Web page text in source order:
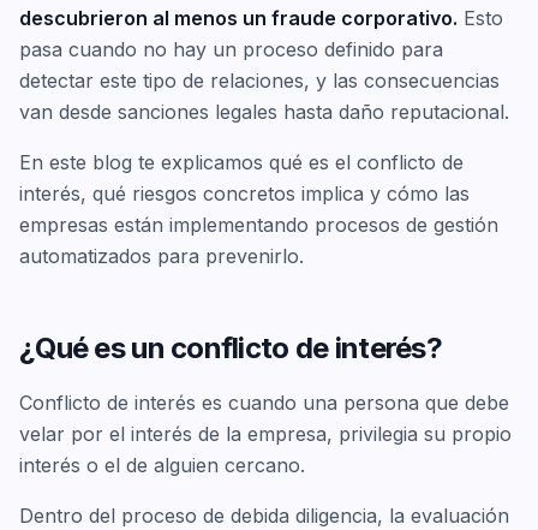
descubrieron al menos un fraude corporativo. Esto
pasa cuando no hay un proceso definido para
detectar este tipo de relaciones, y las consecuencias
van desde sanciones legales hasta daño reputacional.
En este blog te explicamos qué es el conflicto de
interés, qué riesgos concretos implica y cómo las
empresas están implementando procesos de gestión
automatizados para prevenirlo.
¿Qué es un conflicto de interés?
Conflicto de interés es cuando una persona que debe
velar por el interés de la empresa, privilegia su propio
interés o el de alguien cercano.
Dentro del proceso de debida diligencia, la evaluación